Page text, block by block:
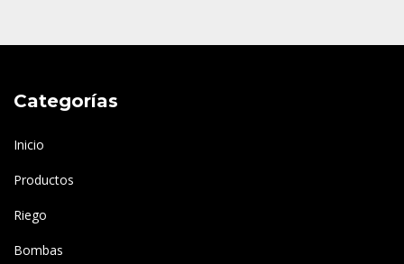
Categorías
Inicio
Productos
Riego
Bombas